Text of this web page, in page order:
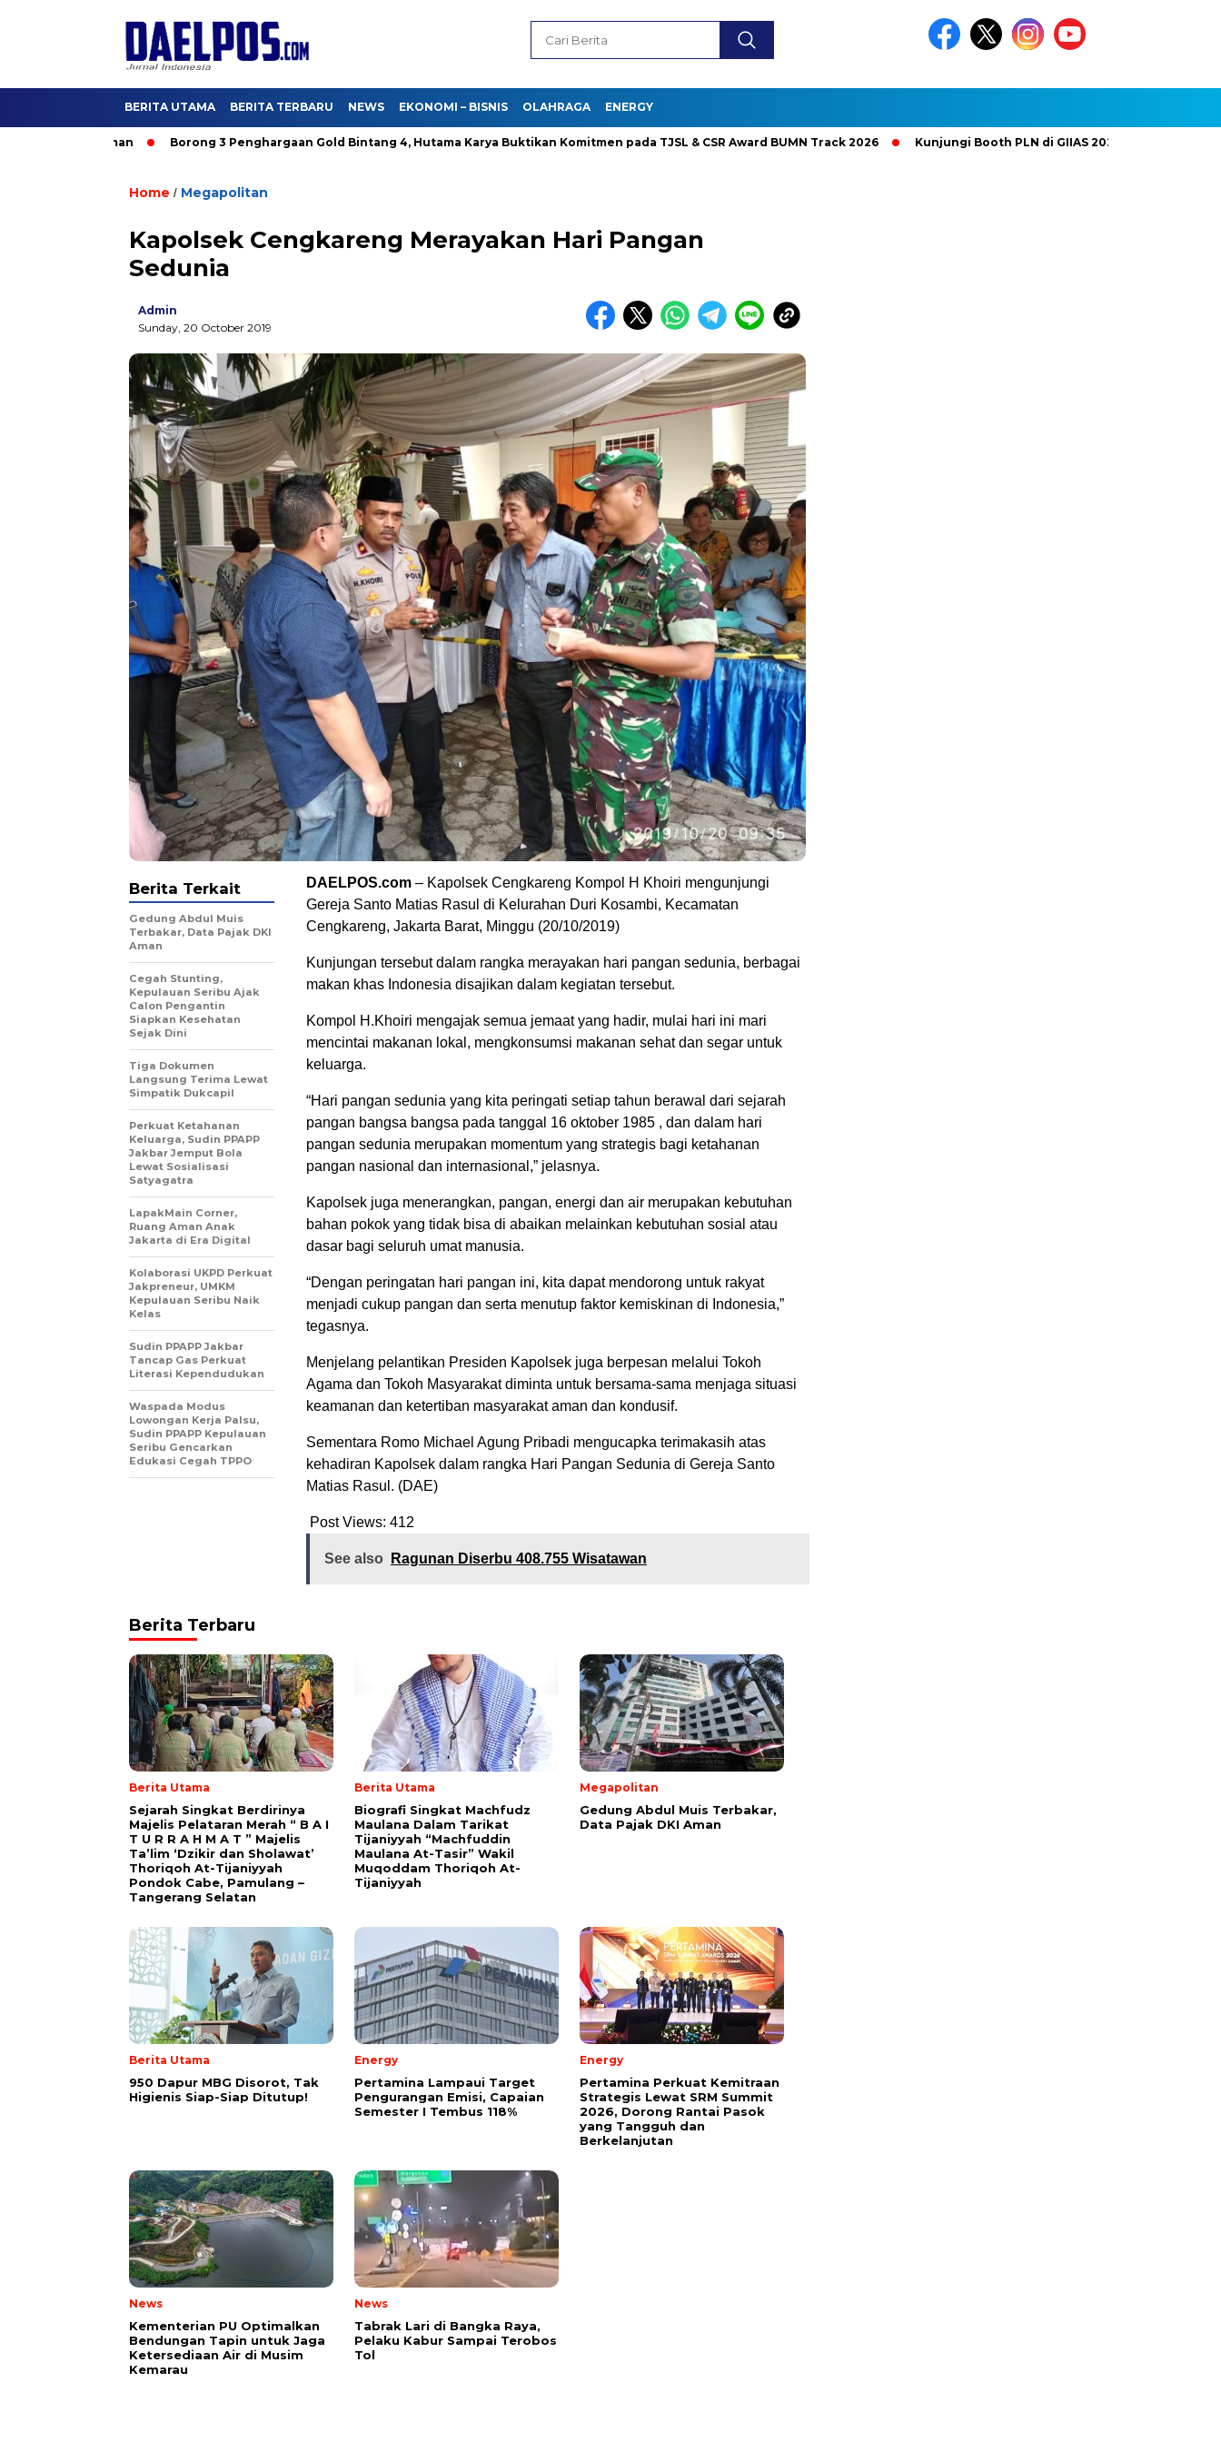
BERITA UTAMA BERITA TERBARU NEWS EKONOMI – BISNIS OLAHRAGA ENERGY
Borong 3 Penghargaan Gold Bintang 4, Hutama Karya Buktikan Komitmen pada TJSL & CSR Award BUMN Track 2026 Kunjungi Booth PLN di GIIAS 2026, Nikmati Promo
Home / Megapolitan
Kapolsek Cengkareng Merayakan Hari Pangan
Sedunia
Admin
Sunday, 20 October 2019
DAELPOS.com – Kapolsek Cengkareng Kompol H Khoiri mengunjungi
Gereja Santo Matias Rasul di Kelurahan Duri Kosambi, Kecamatan
Cengkareng, Jakarta Barat, Minggu (20/10/2019)
Kunjungan tersebut dalam rangka merayakan hari pangan sedunia, berbagai
makan khas Indonesia disajikan dalam kegiatan tersebut.
Kompol H.Khoiri mengajak semua jemaat yang hadir, mulai hari ini mari
mencintai makanan lokal, mengkonsumsi makanan sehat dan segar untuk
keluarga.
“Hari pangan sedunia yang kita peringati setiap tahun berawal dari sejarah
pangan bangsa bangsa pada tanggal 16 oktober 1985 , dan dalam hari
pangan sedunia merupakan momentum yang strategis bagi ketahanan
pangan nasional dan internasional,” jelasnya.
Kapolsek juga menerangkan, pangan, energi dan air merupakan kebutuhan
bahan pokok yang tidak bisa di abaikan melainkan kebutuhan sosial atau
dasar bagi seluruh umat manusia.
“Dengan peringatan hari pangan ini, kita dapat mendorong untuk rakyat
menjadi cukup pangan dan serta menutup faktor kemiskinan di Indonesia,”
tegasnya.
Menjelang pelantikan Presiden Kapolsek juga berpesan melalui Tokoh
Agama dan Tokoh Masyarakat diminta untuk bersama-sama menjaga situasi
keamanan dan ketertiban masyarakat aman dan kondusif.
Sementara Romo Michael Agung Pribadi mengucapka terimakasih atas
kehadiran Kapolsek dalam rangka Hari Pangan Sedunia di Gereja Santo
Matias Rasul. (DAE)
Post Views: 412
See also Ragunan Diserbu 408.755 Wisatawan
Berita Terkait
Gedung Abdul Muis
Terbakar, Data Pajak DKI
Aman
Cegah Stunting,
Kepulauan Seribu Ajak
Calon Pengantin
Siapkan Kesehatan
Sejak Dini
Tiga Dokumen
Langsung Terima Lewat
Simpatik Dukcapil
Perkuat Ketahanan
Keluarga, Sudin PPAPP
Jakbar Jemput Bola
Lewat Sosialisasi
Satyagatra
LapakMain Corner,
Ruang Aman Anak
Jakarta di Era Digital
Kolaborasi UKPD Perkuat
Jakpreneur, UMKM
Kepulauan Seribu Naik
Kelas
Sudin PPAPP Jakbar
Tancap Gas Perkuat
Literasi Kependudukan
Waspada Modus
Lowongan Kerja Palsu,
Sudin PPAPP Kepulauan
Seribu Gencarkan
Edukasi Cegah TPPO
Berita Terbaru
Berita Utama
Sejarah Singkat Berdirinya
Majelis Pelataran Merah “ B A I
T U R R A H M A T ” Majelis
Ta’lim ‘Dzikir dan Sholawat’
Thoriqoh At-Tijaniyyah
Pondok Cabe, Pamulang –
Tangerang Selatan
Berita Utama
Biografi Singkat Machfudz
Maulana Dalam Tarikat
Tijaniyyah “Machfuddin
Maulana At-Tasir” Wakil
Muqoddam Thoriqoh At-
Tijaniyyah
Megapolitan
Gedung Abdul Muis Terbakar,
Data Pajak DKI Aman
Berita Utama
950 Dapur MBG Disorot, Tak
Higienis Siap-Siap Ditutup!
Energy
Pertamina Lampaui Target
Pengurangan Emisi, Capaian
Semester I Tembus 118%
Energy
Pertamina Perkuat Kemitraan
Strategis Lewat SRM Summit
2026, Dorong Rantai Pasok
yang Tangguh dan
Berkelanjutan
News
Kementerian PU Optimalkan
Bendungan Tapin untuk Jaga
Ketersediaan Air di Musim
Kemarau
News
Tabrak Lari di Bangka Raya,
Pelaku Kabur Sampai Terobos
Tol